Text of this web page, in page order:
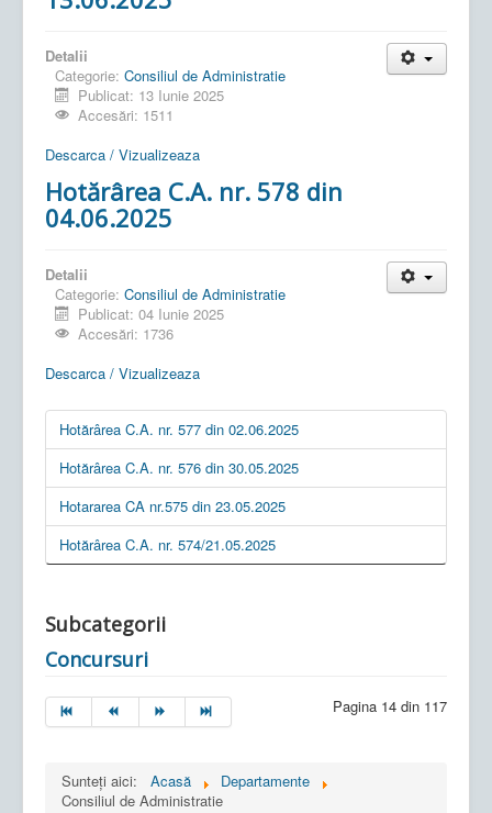
Detalii
Categorie: Consiliul de Administratie
Publicat: 13 Iunie 2025
Accesări: 1511
Descarca / Vizualizeaza
Hotărârea C.A. nr. 578 din
04.06.2025
Detalii
Categorie: Consiliul de Administratie
Publicat: 04 Iunie 2025
Accesări: 1736
Descarca / Vizualizeaza
Hotărârea C.A. nr. 577 din 02.06.2025
Hotărârea C.A. nr. 576 din 30.05.2025
Hotararea CA nr.575 din 23.05.2025
Hotărârea C.A. nr. 574/21.05.2025
Subcategorii
Concursuri
Pagina 14 din 117
Sunteți aici: Acasă
Departamente
Consiliul de Administratie